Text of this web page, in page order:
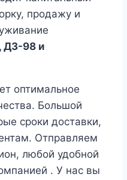
продажу и
ДЗ-98 и
оптимальное
Большой
сроки доставки,
Отправляем
любой удобной
. У нас вы